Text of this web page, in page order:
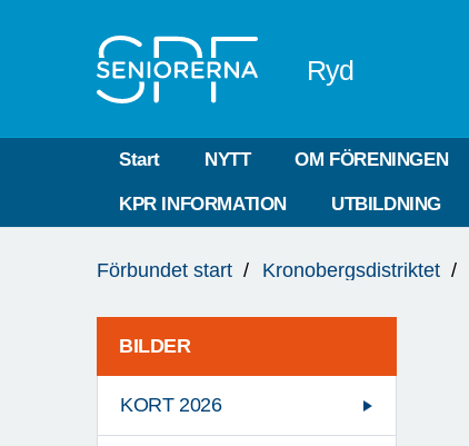
Ryd
Start NYTT OM FÖRENINGEN
KPR INFORMATION UTBILDNING
är
Förbundet start Kronobergsdistriktet
BILDER
KORT 2026